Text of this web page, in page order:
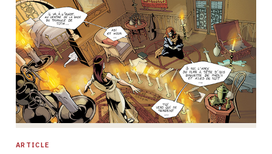
ARTICLE